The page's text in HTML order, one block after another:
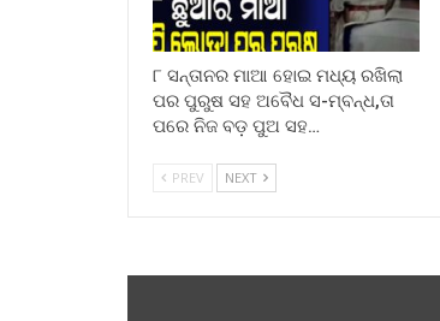
୮ ସନ୍ତାନର ମାଆ ହୋଇ ମଧ୍ୟ ରଖିଲା
ପର ପୁରୁଷ ସହ ଅବୈଧ ସ-ମ୍ବନ୍ଧ,ତା
ପରେ ନିଜ ବଡ଼ ପୁଅ ସହ…
PREV NEXT